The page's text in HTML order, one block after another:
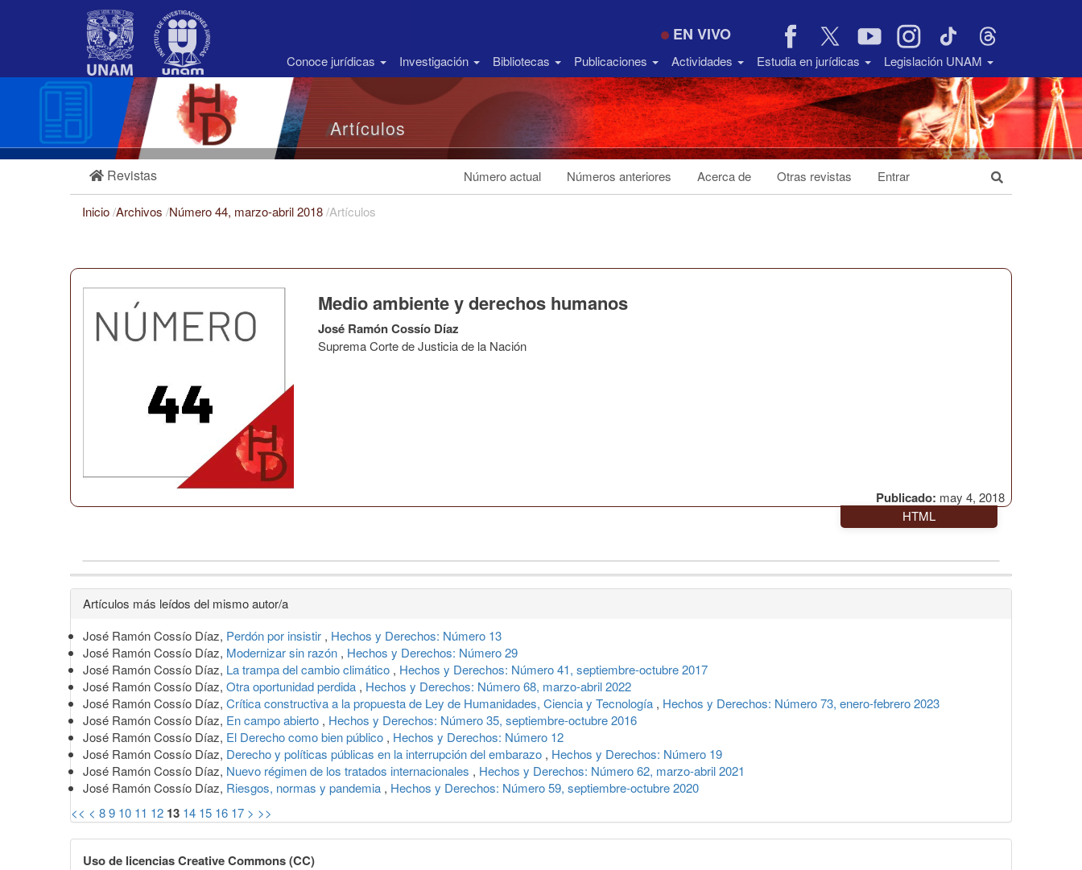
Barra
EN VIVO
Conoce jurídicas Investigación Bibliotecas Publicaciones Actividades Estudia en jurídicas Legislación UNAM
Artículos
Revistas Número actual Números anteriores Acerca de Otras revistas Entrar
Inicio/Archivos /Número 44, marzo-abril 2018/Artículos
Publicado: may 4, 2018
Medio ambiente y derechos humanos
José Ramón Cossío Díaz
Suprema Corte de Justicia de la Nación
HTML
Detalles
del
artículo
Artículos más leídos del mismo autor/a
José Ramón Cossío Díaz, Perdón por insistir , Hechos y Derechos: Número 13
José Ramón Cossío Díaz, Modernizar sin razón , Hechos y Derechos: Número 29
José Ramón Cossío Díaz, La trampa del cambio climático , Hechos y Derechos: Número 41, septiembre-octubre 2017
José Ramón Cossío Díaz, Otra oportunidad perdida , Hechos y Derechos: Número 68, marzo-abril 2022
José Ramón Cossío Díaz, Crítica constructiva a la propuesta de Ley de Humanidades, Ciencia y Tecnología , Hechos y Derechos: Número 73, enero-febrero 2023
José Ramón Cossío Díaz, En campo abierto , Hechos y Derechos: Número 35, septiembre-octubre 2016
José Ramón Cossío Díaz, El Derecho como bien público , Hechos y Derechos: Número 12
José Ramón Cossío Díaz, Derecho y políticas públicas en la interrupción del embarazo , Hechos y Derechos: Número 19
José Ramón Cossío Díaz, Nuevo régimen de los tratados internacionales , Hechos y Derechos: Número 62, marzo-abril 2021
José Ramón Cossío Díaz, Riesgos, normas y pandemia , Hechos y Derechos: Número 59, septiembre-octubre 2020
<< < 89 10 11 12 13 14 15 16 17 > >>
Uso de licencias Creative Commons (CC)